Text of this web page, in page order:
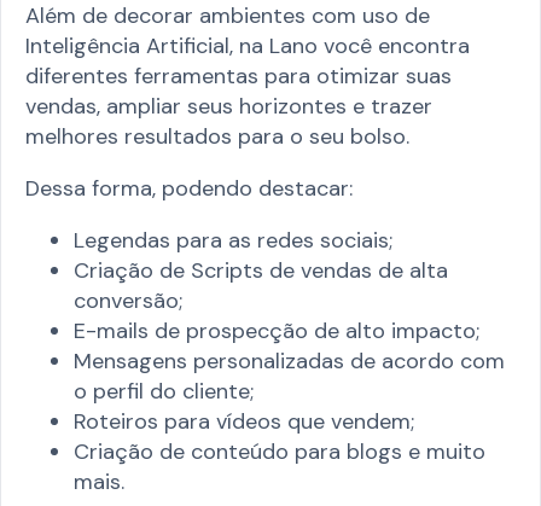
Além de decorar ambientes com uso de
Inteligência Artificial, na Lano você encontra
diferentes ferramentas para otimizar suas
vendas, ampliar seus horizontes e trazer
melhores resultados para o seu bolso.
Dessa forma, podendo destacar:
Legendas para as redes sociais;
Criação de Scripts de vendas de alta
conversão;
E-mails de prospecção de alto impacto;
Mensagens personalizadas de acordo com
o perfil do cliente;
Roteiros para vídeos que vendem;
Criação de conteúdo para blogs e muito
mais.